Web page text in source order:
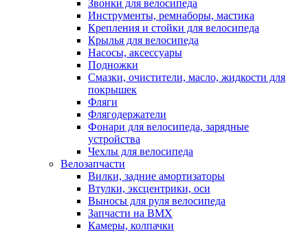
Звонки для велосипеда
Инструменты, ремнаборы, мастика
Крепления и стойки для велосипеда
Крылья для велосипеда
Насосы, аксессуары
Подножки
Смазки, очистители, масло, жидкости для
покрышек
Фляги
Флягодержатели
Фонари для велосипеда, зарядные
устройства
Чехлы для велосипеда
Велозапчасти
Вилки, задние амортизаторы
Втулки, эксцентрики, оси
Выносы для руля велосипеда
Запчасти на BMX
Камеры, колпачки